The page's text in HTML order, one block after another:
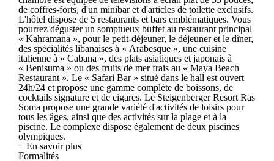
de coffres-forts, d'un minibar et d'articles de toilette exclusifs.
L'hôtel dispose de 5 restaurants et bars emblématiques. Vous
pourrez déguster un somptueux buffet au restaurant principal
« Kahramana », pour le petit-déjeuner, le déjeuner et le dîner,
des spécialités libanaises à « Arabesque », une cuisine
italienne à « Cabana », des plats asiatiques et japonais à
« Benisuma » ou des fruits de mer frais au « Maya Beach
Restaurant ». Le « Safari Bar » situé dans le hall est ouvert
24h/24 et propose une gamme complète de boissons, de
cocktails signature et de cigares. Le Steigenberger Resort Ras
Soma propose une grande variété d'activités de loisirs pour
tous les âges, ainsi que des activités sur la plage et à la
piscine. Le complexe dispose également de deux piscines
olympiques.
+ En savoir plus
Formalités